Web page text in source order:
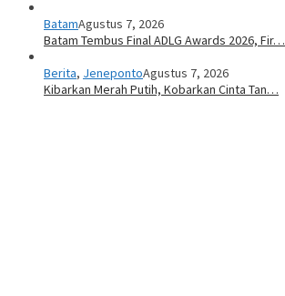
BatamAgustus 7, 2026
Batam Tembus Final ADLG Awards 2026, Fir…
Berita, JenepontoAgustus 7, 2026
Kibarkan Merah Putih, Kobarkan Cinta Tan…